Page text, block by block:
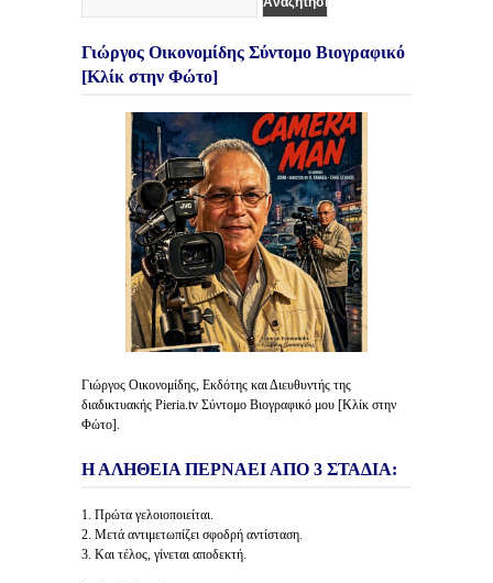
Γιώργος Οικονομίδης Σύντομο Βιογραφικό
[Κλίκ στην Φώτο]
Γιώργος Οικονομίδης, Εκδότης και Διευθυντής της
διαδικτυακής Pieria.tv Σύντομο Βιογραφικό μου [Κλίκ στην
Φώτο].
Η ΑΛΗΘΕΙΑ ΠΕΡΝΑΕΙ ΑΠΟ 3 ΣΤΑΔΙΑ:
1. Πρώτα γελοιοποιείται.
2. Μετά αντιμετωπίζει σφοδρή αντίσταση.
3. Και τέλος, γίνεται αποδεκτή.